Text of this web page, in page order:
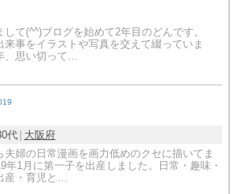
して(^^)ブログを始めて2年目のどんです。
来事をイラストや写真を交えて綴っていま
、思い切って…
代
大阪府
夫婦の日常漫画を画力低めのクセに描いてま
年1月に第一子を出産しました。日常・趣味・
産・育児と…